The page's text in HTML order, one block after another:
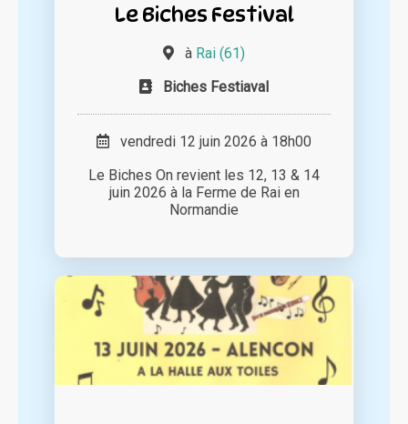
Le Biches Festival
à Rai (61)
Biches Festiaval
vendredi 12 juin 2026 à 18h00
Le Biches On revient les 12, 13 & 14
juin 2026 à la Ferme de Rai en
Normandie